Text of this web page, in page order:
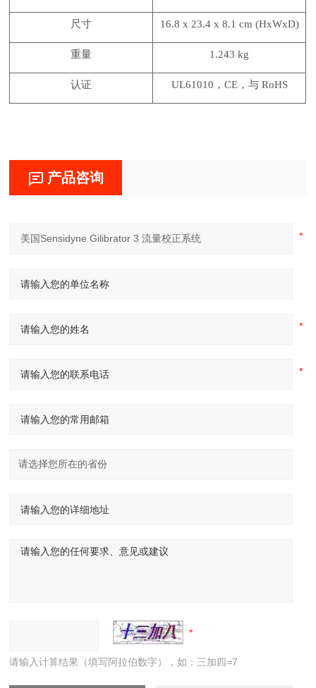
尺寸 16.8 x 23.4 x 8.1 cm (HxWxD)
重量 1.243 kg
认证 UL61010，CE，与 RoHS
产品咨询
请输入计算结果（填写阿拉伯数字），如：三加四=7